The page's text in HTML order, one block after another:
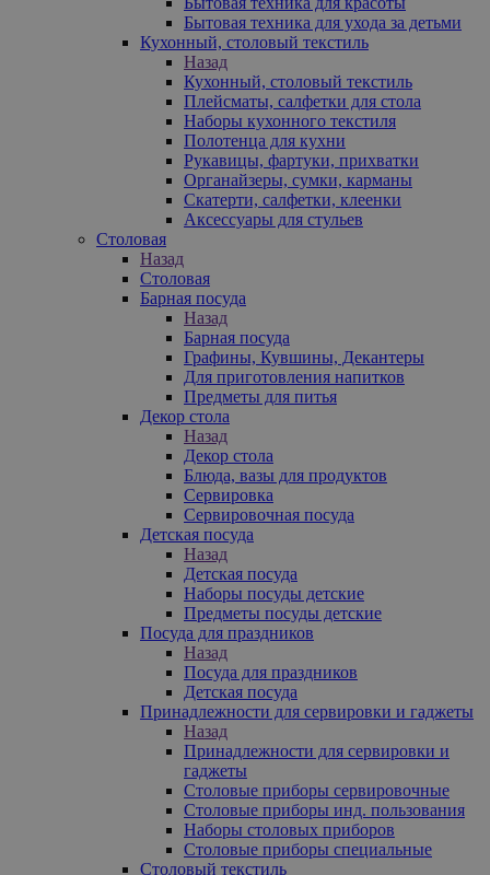
Бытовая техника для ухода за детьми
Кухонный, столовый текстиль
Назад
Кухонный, столовый текстиль
Плейсматы, салфетки для стола
Наборы кухонного текстиля
Полотенца для кухни
Рукавицы, фартуки, прихватки
Органайзеры, сумки, карманы
Скатерти, салфетки, клеенки
Аксессуары для стульев
Столовая
Назад
Столовая
Барная посуда
Назад
Барная посуда
Графины, Кувшины, Декантеры
Для приготовления напитков
Предметы для питья
Декор стола
Назад
Декор стола
Блюда, вазы для продуктов
Сервировка
Сервировочная посуда
Детская посуда
Назад
Детская посуда
Наборы посуды детские
Предметы посуды детские
Посуда для праздников
Назад
Посуда для праздников
Детская посуда
Принадлежности для сервировки и гаджеты
Назад
Принадлежности для сервировки и
гаджеты
Столовые приборы сервировочные
Столовые приборы инд. пользования
Наборы столовых приборов
Столовые приборы специальные
Столовый текстиль